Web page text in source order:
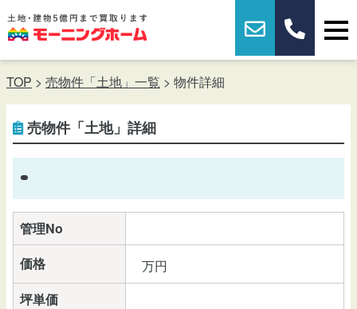
TOP > 売物件「土地」一覧 > 物件詳細
売物件「土地」詳細
管理No
価格
万円
坪単価